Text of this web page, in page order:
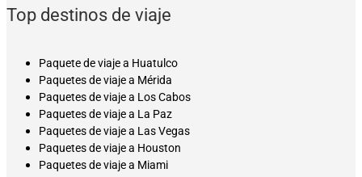
Top destinos de viaje
Paquete de viaje a Huatulco
Paquetes de viaje a Mérida
Paquetes de viaje a Los Cabos
Paquetes de viaje a La Paz
Paquetes de viaje a Las Vegas
Paquetes de viaje a Houston
Paquetes de viaje a Miami